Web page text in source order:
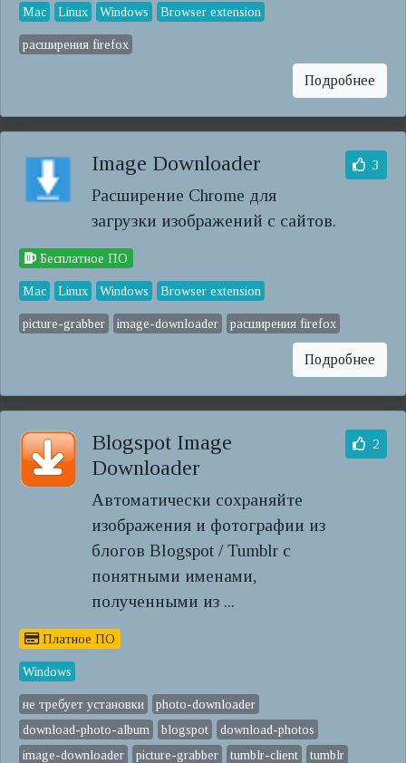
Mac Linux Windows Browser extension
расширения firefox
Подробнее
Image Downloader
Расширение Chrome для
загрузки изображений с сайтов.
3
Бесплатное ПО
Mac Linux Windows Browser extension
picture-grabber image-downloader расширения firefox
Подробнее
Blogspot Image
Downloader
Автоматически сохраняйте
изображения и фотографии из
блогов Blogspot / Tumblr с
понятными именами,
полученными из ...
2
Платное ПО
Windows
не требует установки
photo-downloader
download-photo-album
blogspot
download-photos
image-downloader
picture-grabber tumblr-client
tumblr